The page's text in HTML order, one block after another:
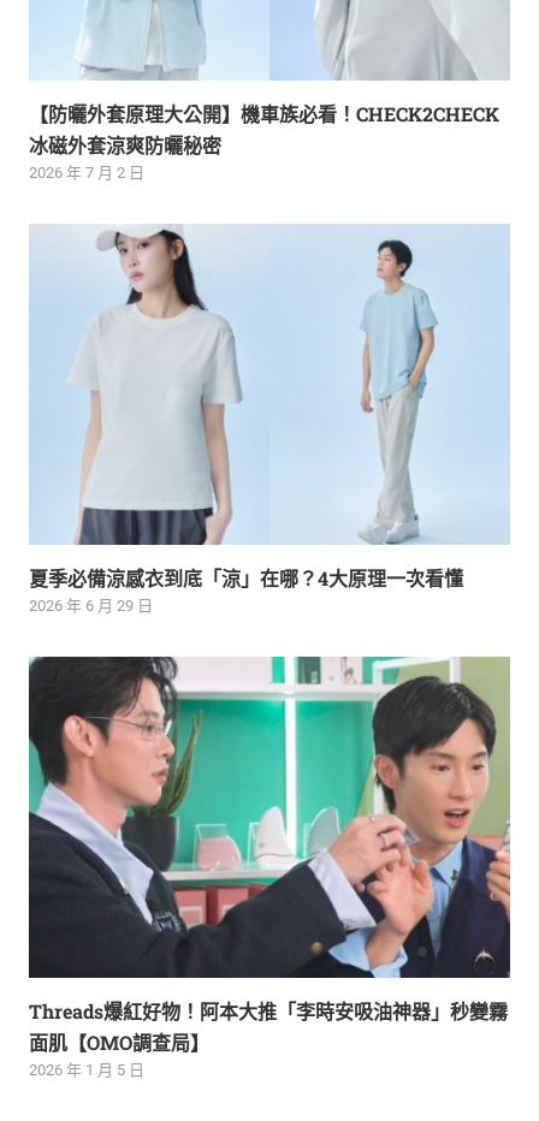
【防曬外套原理大公開】機車族必看！CHECK2CHECK
冰磁外套涼爽防曬秘密
2026 年 7 月 2 日
夏季必備涼感衣到底「涼」在哪？4大原理一次看懂
2026 年 6 月 29 日
Threads爆紅好物！阿本大推「李時安吸油神器」秒變霧
面肌【OMO調查局】
2026 年 1 月 5 日